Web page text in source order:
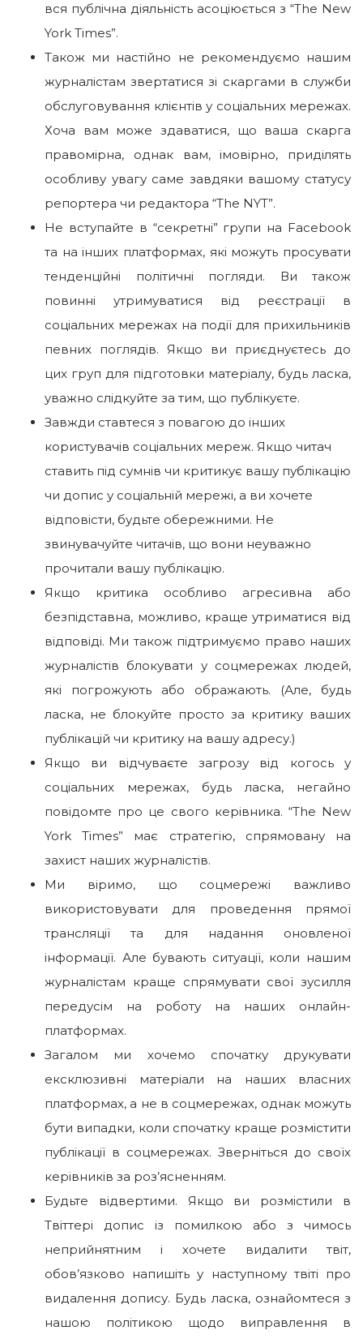
вся публічна діяльність асоціюється з “The New
York Times”.
Також ми настійно не рекомендуємо нашим
журналістам звертатися зі скаргами в служби
обслуговування клієнтів у соціальних мережах.
Хоча вам може здаватися, що ваша скарга
правомірна, однак вам, імовірно, приділять
особливу увагу саме завдяки вашому статусу
репортера чи редактора “The NYT”.
Не вступайте в “секретні” групи на Facebook
та на інших платформах, які можуть просувати
тенденційні політичні погляди. Ви також
повинні утримуватися від реєстрації в
соціальних мережах на події для прихильників
певних поглядів. Якщо ви приєднуєтесь до
цих груп для підготовки матеріалу, будь ласка,
уважно слідкуйте за тим, що публікуєте.
Завжди ставтеся з повагою до інших
користувачів соціальних мереж. Якщо читач
ставить під сумнів чи критикує вашу публікацію
чи допис у соціальній мережі, а ви хочете
відповісти, будьте обережними. Не
звинувачуйте читачів, що вони неуважно
прочитали вашу публікацію.
Якщо критика особливо агресивна або
безпідставна, можливо, краще утриматися від
відповіді. Ми також підтримуємо право наших
журналістів блокувати у соцмережах людей,
які погрожують або ображають. (Але, будь
ласка, не блокуйте просто за критику ваших
публікацій чи критику на вашу адресу.)
Якщо ви відчуваєте загрозу від когось у
соціальних мережах, будь ласка, негайно
повідомте про це свого керівника. “The New
York Times” має стратегію, спрямовану на
захист наших журналістів.
Ми віримо, що соцмережі важливо
використовувати для проведення прямої
трансляції та для надання оновленої
інформації. Але бувають ситуації, коли нашим
журналістам краще спрямувати свої зусилля
передусім на роботу на наших онлайн-
платформах.
Загалом ми хочемо спочатку друкувати
ексклюзивні матеріали на наших власних
платформах, а не в соцмережах, однак можуть
бути випадки, коли спочатку краще розмістити
публікації в соцмережах. Зверніться до своїх
керівників за роз’ясненням.
Будьте відвертими. Якщо ви розмістили в
Твіттері допис із помилкою або з чимось
неприйнятним і хочете видалити твіт,
обов’язково напишіть у наступному твіті про
видалення допису. Будь ласка, ознайомтеся з
нашою політикою щодо виправлення в